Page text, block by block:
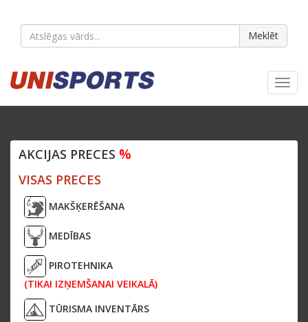
Meklēt
AKCIJAS PRECES %
VISAS PRECES
MAKŠĶERĒŠANA
MEDĪBAS
PIROTEHNIKA
(TIKAI IZŅEMŠANAI VEIKALĀ)
TŪRISMA INVENTĀRS